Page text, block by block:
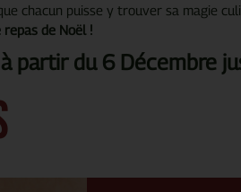
chacun puisse y trouver sa magie
repas de Noël !
partirdu 6 Décembre